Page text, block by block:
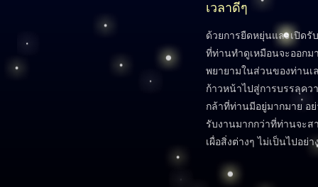
เวลาดีๆ
ด้วยการยืดหยุ่นและเปิดรั
ที่ท่านทำดูเหมือนจะออกม
พยายามในส่วนของท่าน
ก้าวหน้าไปสู่การบรรลุค
กล้าที่ท่านมีอยู่มากมาย อ
รับงานมากกว่าที่ท่านจะส
เผื่อสิ่งต่างๆ ไม่เป็นไปอย่